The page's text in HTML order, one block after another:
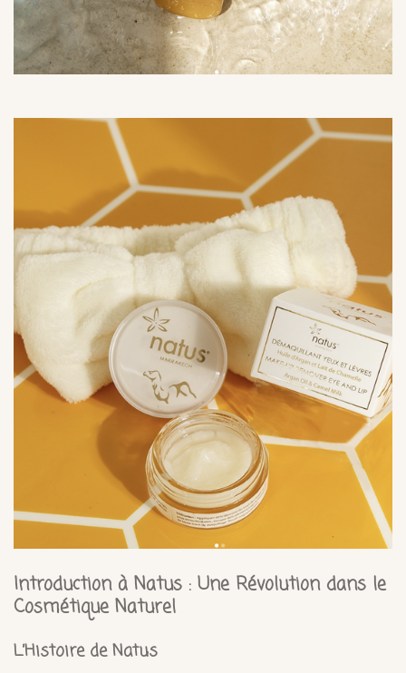
Introduction à Natus : Une Révolution dans le
Cosmétique Naturel
L’Histoire de Natus